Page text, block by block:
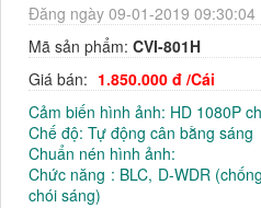
Đăng ngày 09-01-2019
Mã sản phẩm: CVI-801H
Giá bán: 1.850.000 đ /Cái
Cảm biến hình ảnh: HD 1080P
Chế độ: Tự động cân bằng sáng
Chuẩn nén hình ảnh:
Chức năng : BLC, D-WDR
chói sáng)